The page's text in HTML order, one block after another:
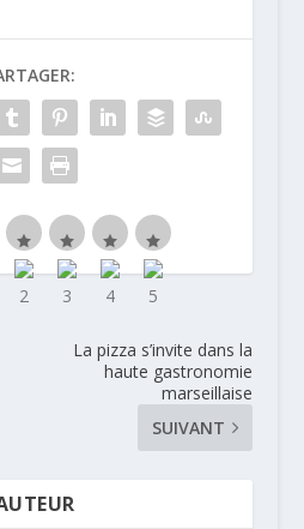
La pizza s’invite dans la
haute gastronomie
marseillaise
SUIVANT